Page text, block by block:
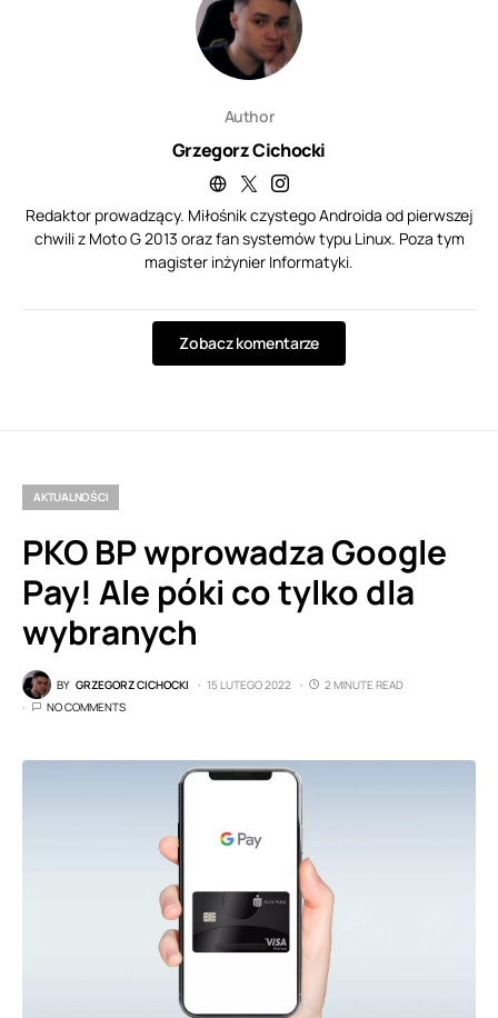
Author
Grzegorz Cichocki
Redaktor prowadzący. Miłośnik czystego Androida od pierwszej
chwili z Moto G 2013 oraz fan systemów typu Linux. Poza tym
magister inżynier Informatyki.
Zobacz komentarze
AKTUALNOŚCI
PKO BP wprowadza Google
Pay! Ale póki co tylko dla
wybranych
BY GRZEGORZ CICHOCKI 15 LUTEGO 2022
2 MINUTE READ
NO COMMENTS